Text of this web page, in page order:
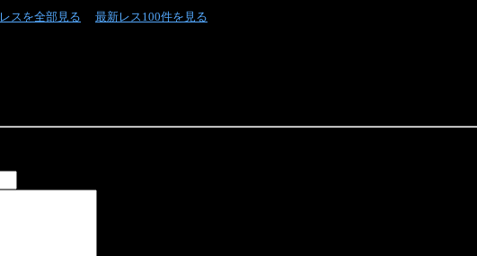
レスを全部見る 最新レス100件を見る